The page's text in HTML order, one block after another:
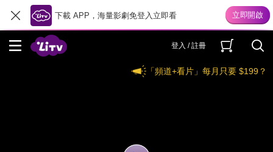
下載 APP，海量影劇免登入立即看
登入 / 註冊
「頻道+看片」每月只要 $199？